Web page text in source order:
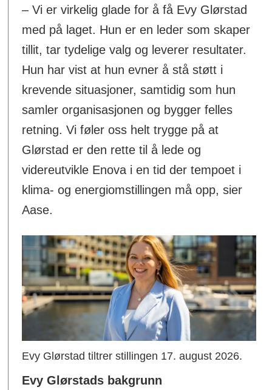
– Vi er virkelig glade for å få Evy Glørstad
med på laget. Hun er en leder som skaper
tillit, tar tydelige valg og leverer resultater.
Hun har vist at hun evner å stå støtt i
krevende situasjoner, samtidig som hun
samler organisasjonen og bygger felles
retning. Vi føler oss helt trygge på at
Glørstad er den rette til å lede og
videreutvikle Enova i en tid der tempoet i
klima- og energiomstillingen må opp, sier
Aase.
Evy Glørstad tiltrer stillingen 17. august 2026.
Evy Glørstads bakgrunn